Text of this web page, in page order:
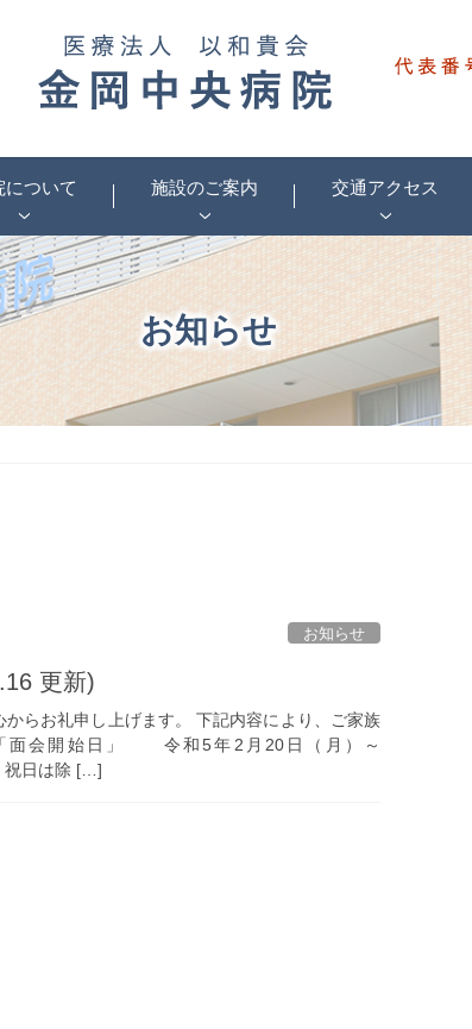
について 施設のご案内 交通アクセス
お知らせ
お知らせ
更新)
らお礼申し上げます。 下記内容により、ご家族
面会開始日」 令和5年2月20日（月）～
は除 […]